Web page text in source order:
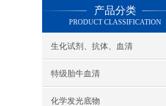
产品分类
PRODUCT CLASSIFICATION
生化试剂、抗体、血清
特级胎牛血清
化学发光底物